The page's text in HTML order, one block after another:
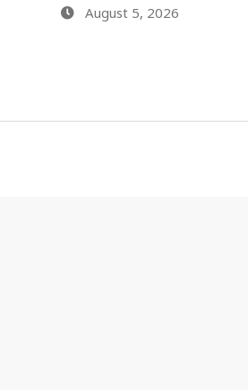
August 4, 2026